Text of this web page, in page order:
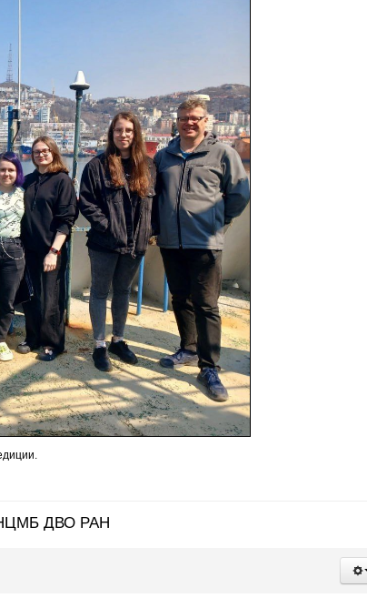
ДВО РАН